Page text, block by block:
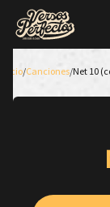
Inicio/Canciones/Net 10